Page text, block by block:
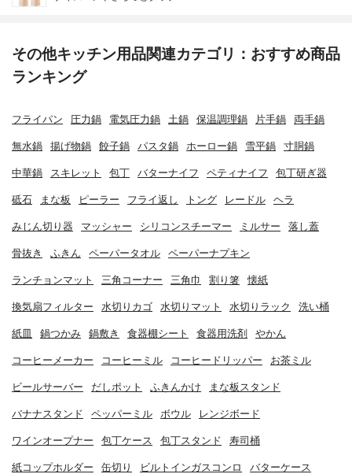
その他キッチン用品関連カテゴリ：おすすめ商品
ランキング
フライパン 圧力鍋 電気圧力鍋 土鍋 保温調理鍋 片手鍋 両手鍋
無水鍋 揚げ物鍋 餃子鍋 パスタ鍋 ホーロー鍋 雪平鍋 寸胴鍋
中華鍋 スキレット 包丁 バターナイフ ペティナイフ 包丁研ぎ器
砥石 まな板 ピーラー フライ返し トング レードル ヘラ
みじん切り器 マッシャー シリコンスチーマー ミルサー 落し蓋
骨抜き ふきん ペーパータオル ペーパーナプキン
ランチョンマット 三角コーナー 三角巾 割り箸 懐紙
換気扇フィルター 水切りカゴ 水切りマット 水切りラック 洗い桶
紙皿 鍋つかみ 鍋敷き 食器棚シート 食器用洗剤 やかん
コーヒーメーカー コーヒーミル コーヒードリッパー お茶ミル
ビールサーバー だしポット ふきんかけ まな板スタンド
バナナスタンド ペッパーミル ボウル レンジボード
ワインオープナー 包丁ケース 包丁スタンド 寿司桶
紙コップホルダー 缶切り ビルトインガスコンロ バターケース